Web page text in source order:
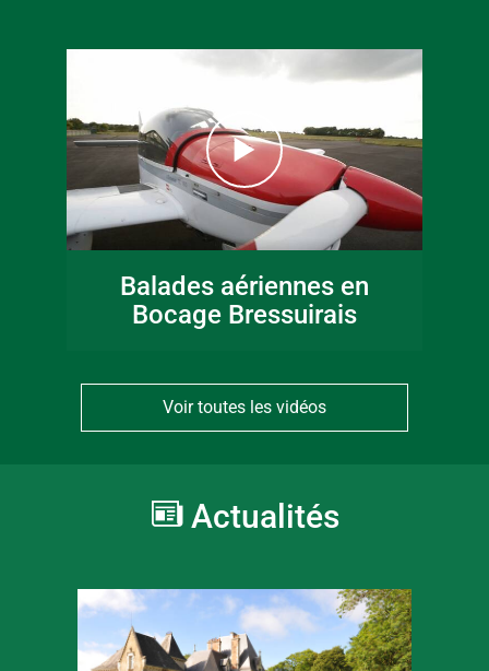
Balades aériennes en
Bocage Bressuirais
Voir toutes les vidéos
Actualités